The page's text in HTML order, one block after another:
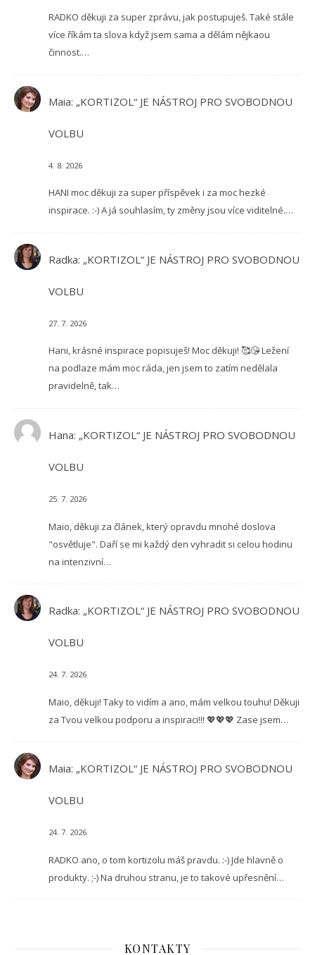
RADKO děkuji za super zprávu, jak postupuješ. Také stále
více říkám ta slova když jsem sama a dělám nějkaou
činnost.…
Maia: „KORTIZOL“ JE NÁSTROJ PRO SVOBODNOU
VOLBU
4. 8. 2026
HANI moc děkuji za super příspěvek i za moc hezké
inspirace. :-) A já souhlasím, ty změny jsou více viditelné.…
Radka: „KORTIZOL“ JE NÁSTROJ PRO SVOBODNOU
VOLBU
27. 7. 2026
Hani, krásné inspirace popisuješ! Moc děkuji! 🥰😘 Ležení
na podlaze mám moc ráda, jen jsem to zatím nedělala
pravidelně, tak…
Hana: „KORTIZOL“ JE NÁSTROJ PRO SVOBODNOU
VOLBU
25. 7. 2026
Maio, děkuji za článek, který opravdu mnohé doslova
"osvětluje". Daří se mi každý den vyhradit si celou hodinu
na intenzivní…
Radka: „KORTIZOL“ JE NÁSTROJ PRO SVOBODNOU
VOLBU
24. 7. 2026
Maio, děkuji! Taky to vidím a ano, mám velkou touhu! Děkuji
za Tvou velkou podporu a inspiraci!!! 💖💖💖 Zase jsem…
Maia: „KORTIZOL“ JE NÁSTROJ PRO SVOBODNOU
VOLBU
24. 7. 2026
RADKO ano, o tom kortizolu máš pravdu. :-) Jde hlavně o
produkty. ;-) Na druhou stranu, je to takové upřesnění…
KONTAKTY